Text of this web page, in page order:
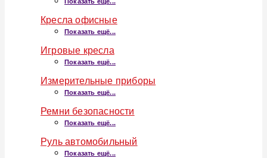
Кресла офисные
Показать ещё...
Игровые кресла
Показать ещё...
Измерительные приборы
Показать ещё...
Ремни безопасности
Показать ещё...
Руль автомобильный
Показать ещё...